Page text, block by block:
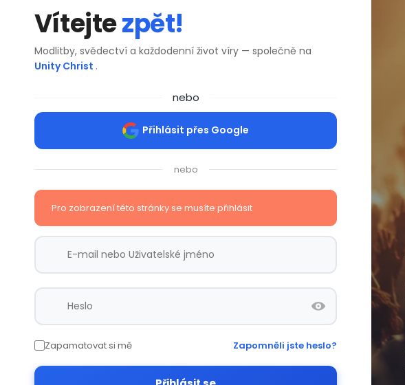
Vítejtezpět!
Modlitby, svědectví a každodenní život víry — společně na
Unity Christ .
nebo
Přihlásit přes Google
nebo
Pro zobrazení této stránky se musíte přihlásit
Zapamatovat si mě Zapomněli jste heslo?